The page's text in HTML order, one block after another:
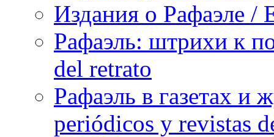
Издания о Рафаэле /
Рафаэль: штрихи к
del retrato
Рафаэль в газетах и
periódicos y revistas